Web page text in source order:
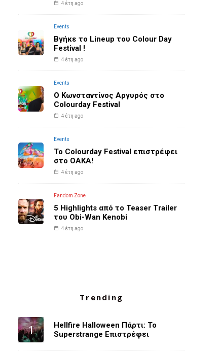
4 έτη ago
Events
Βγήκε το Lineup του Colour Day
Festival !
4 έτη ago
Events
O Κωνσταντίνος Αργυρός στο
Colourday Festival
4 έτη ago
Events
Το Colourday Festival επιστρέφει
στο ΟΑΚΑ!
4 έτη ago
Fandom Zone
5 Highlights από το Teaser Trailer
του Obi-Wan Kenobi
4 έτη ago
Trending
Hellfire Halloween Πάρτι: Το
Superstrange Επιστρέφει